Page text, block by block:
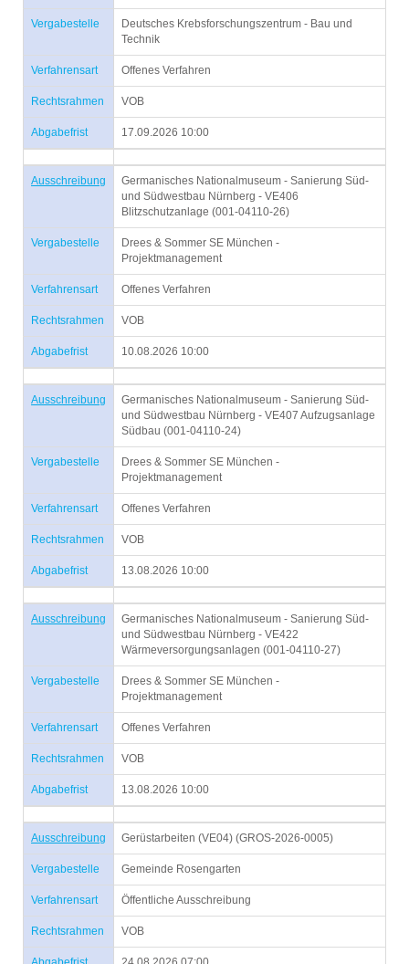
Vergabestelle
Deutsches Krebsforschungszentrum - Bau und
Technik
Verfahrensart Offenes Verfahren
Rechtsrahmen VOB
Abgabefrist 17.09.2026 10:00
Ausschreibung
Germanisches Nationalmuseum - Sanierung Süd-
und Südwestbau Nürnberg - VE406
Blitzschutzanlage (001-04110-26)
Vergabestelle
Drees & Sommer SE München -
Projektmanagement
Verfahrensart Offenes Verfahren
Rechtsrahmen VOB
Abgabefrist 10.08.2026 10:00
Ausschreibung
Germanisches Nationalmuseum - Sanierung Süd-
und Südwestbau Nürnberg - VE407 Aufzugsanlage
Südbau (001-04110-24)
Vergabestelle
Drees & Sommer SE München -
Projektmanagement
Verfahrensart Offenes Verfahren
Rechtsrahmen VOB
Abgabefrist 13.08.2026 10:00
Ausschreibung
Germanisches Nationalmuseum - Sanierung Süd-
und Südwestbau Nürnberg - VE422
Wärmeversorgungsanlagen (001-04110-27)
Vergabestelle
Drees & Sommer SE München -
Projektmanagement
Verfahrensart Offenes Verfahren
Rechtsrahmen VOB
Abgabefrist 13.08.2026 10:00
Ausschreibung Gerüstarbeiten (VE04) (GROS-2026-0005)
Vergabestelle Gemeinde Rosengarten
Verfahrensart Öffentliche Ausschreibung
Rechtsrahmen VOB